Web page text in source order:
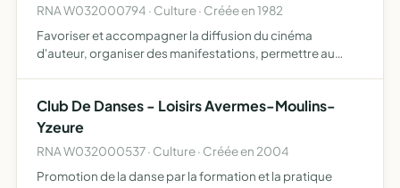
RNA W032000794 · Culture · Créée en 1982
Favoriser et accompagner la diffusion du cinéma
d'auteur, organiser des manifestations, permettre au
place …
Club De Danses - Loisirs Avermes-Moulins-
Yzeure
RNA W032000537 · Culture · Créée en 2004
Promotion de la danse par la formation et la pratique